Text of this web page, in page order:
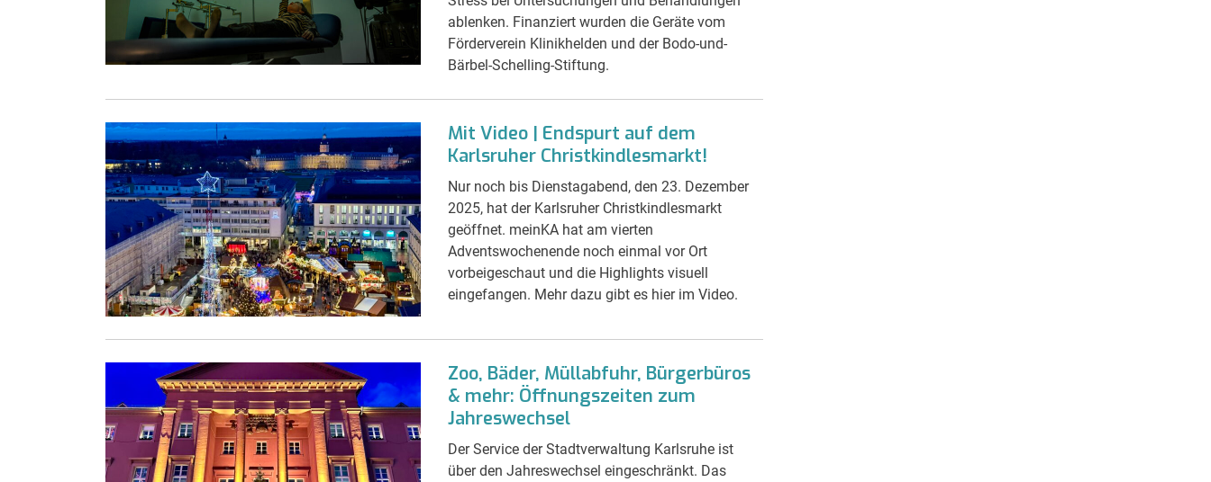
ablenken. Finanziert wurden die Geräte vom
Förderverein Klinikhelden und der Bodo-und-
Bärbel-Schelling-Stiftung.
Mit Video | Endspurt auf dem
Karlsruher Christkindlesmarkt!
Nur noch bis Dienstagabend, den 23. Dezember
2025, hat der Karlsruher Christkindlesmarkt
geöffnet. meinKA hat am vierten
Adventswochenende noch einmal vor Ort
vorbeigeschaut und die Highlights visuell
eingefangen. Mehr dazu gibt es hier im Video.
Zoo, Bäder, Müllabfuhr, Bürgerbüros
& mehr: Öffnungszeiten zum
Jahreswechsel
Der Service der Stadtverwaltung Karlsruhe ist
über den Jahreswechsel eingeschränkt. Das